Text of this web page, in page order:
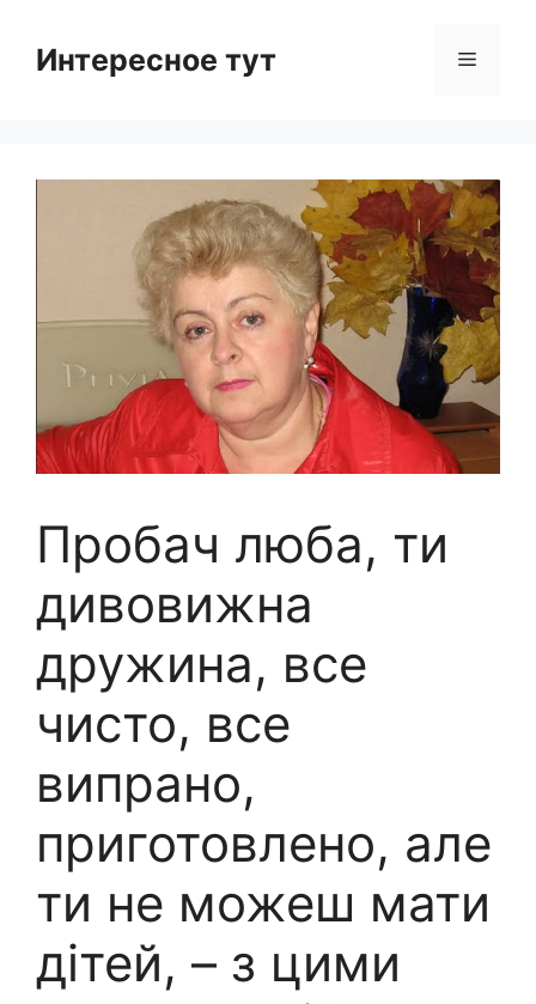
contentИнтересное тут Menu
Пробач люба, ти
дивовижна
дружина, все
чисто, все
випрано,
приготовлено, але
ти не можеш мати
дітей, – з цими